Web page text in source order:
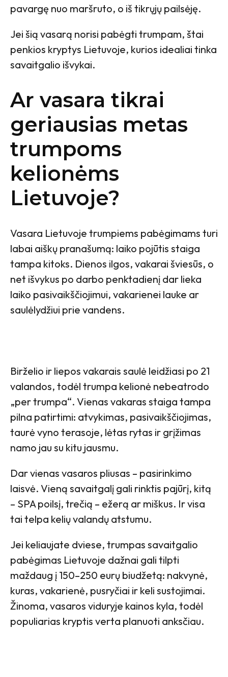
pavargę nuo maršruto, o iš tikrųjų pailsėję.
Jei šią vasarą norisi pabėgti trumpam, štai
penkios kryptys Lietuvoje, kurios idealiai tinka
savaitgalio išvykai.
Ar vasara tikrai
geriausias metas
trumpoms
kelionėms
Lietuvoje?
Vasara Lietuvoje trumpiems pabėgimams turi
labai aiškų pranašumą: laiko pojūtis staiga
tampa kitoks. Dienos ilgos, vakarai šviesūs, o
net išvykus po darbo penktadienį dar lieka
laiko pasivaikščiojimui, vakarienei lauke ar
saulėlydžiui prie vandens.
Birželio ir liepos vakarais saulė leidžiasi po 21
valandos, todėl trumpa kelionė nebeatrodo
„per trumpa“. Vienas vakaras staiga tampa
pilna patirtimi: atvykimas, pasivaikščiojimas,
taurė vyno terasoje, lėtas rytas ir grįžimas
namo jau su kitu jausmu.
Dar vienas vasaros pliusas – pasirinkimo
laisvė. Vieną savaitgalį gali rinktis pajūrį, kitą
– SPA poilsį, trečią – ežerą ar miškus. Ir visa
tai telpa kelių valandų atstumu.
Jei keliaujate dviese, trumpas savaitgalio
pabėgimas Lietuvoje dažnai gali tilpti
maždaug į 150–250 eurų biudžetą: nakvynė,
kuras, vakarienė, pusryčiai ir keli sustojimai.
Žinoma, vasaros viduryje kainos kyla, todėl
populiarias kryptis verta planuoti anksčiau.